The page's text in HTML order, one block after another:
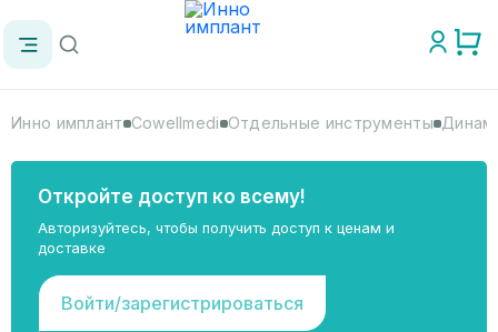
Инно имплант Cowellmedi Отдельные инструменты
Откройте доступ ко всему!
Авторизуйтесь, чтобы получить доступ к ценам и
доставке
Войти/зарегистрироваться